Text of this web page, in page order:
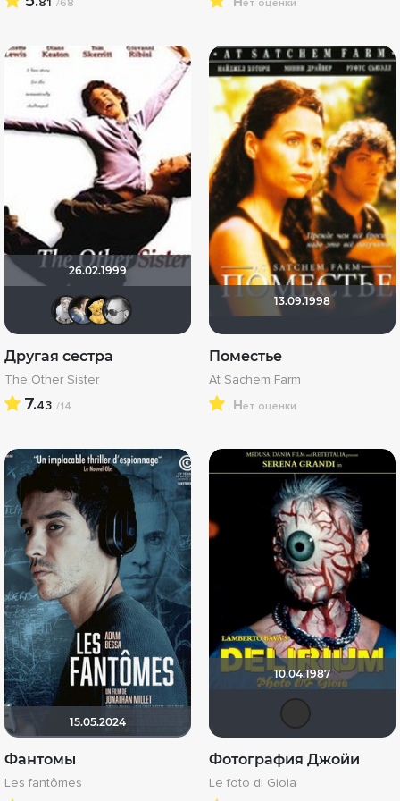
/68 ет оценки
26.02.1999
Алина28
Другая сестра
The Other Sister
7.43 /14
13.09.1998
Поместье
At Sachem Farm
нет оценки
15.05.2024
Фантомы
Les fantômes
10.04.1987
Фотография Джойи
Le foto di Gioia